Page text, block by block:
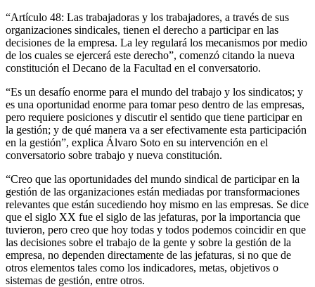
“Artículo 48: Las trabajadoras y los trabajadores, a través de sus
organizaciones sindicales, tienen el derecho a participar en las
decisiones de la empresa. La ley regulará los mecanismos por medio
de los cuales se ejercerá este derecho”, comenzó citando la nueva
constitución el Decano de la Facultad en el conversatorio.
“Es un desafío enorme para el mundo del trabajo y los sindicatos; y
es una oportunidad enorme para tomar peso dentro de las empresas,
pero requiere posiciones y discutir el sentido que tiene participar en
la gestión; y de qué manera va a ser efectivamente esta participación
en la gestión”, explica Álvaro Soto en su intervención en el
conversatorio sobre trabajo y nueva constitución.
“Creo que las oportunidades del mundo sindical de participar en la
gestión de las organizaciones están mediadas por transformaciones
relevantes que están sucediendo hoy mismo en las empresas. Se dice
que el siglo XX fue el siglo de las jefaturas, por la importancia que
tuvieron, pero creo que hoy todas y todos podemos coincidir en que
las decisiones sobre el trabajo de la gente y sobre la gestión de la
empresa, no dependen directamente de las jefaturas, si no que de
otros elementos tales como los indicadores, metas, objetivos o
sistemas de gestión, entre otros.